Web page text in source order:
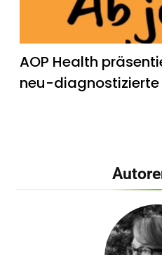
AOP Health
neu-diagnostizierte
Dehnen,
verrät, wie man